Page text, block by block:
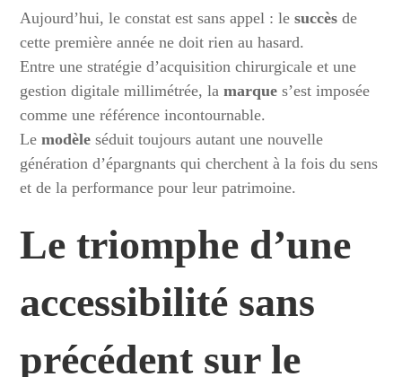
Aujourd’hui, le constat est sans appel : lesuccès de
cette première année ne doit rien au hasard.
Entre une stratégie d’acquisition chirurgicale et une
gestion digitale millimétrée, lamarque s’est imposée
comme une référence incontournable.
Lemodèle séduit toujours autant une nouvelle
génération d’épargnants qui cherchent à la fois du sens
et de la performance pour leur patrimoine.
Le triomphe d’une
accessibilité sans
précédent sur le